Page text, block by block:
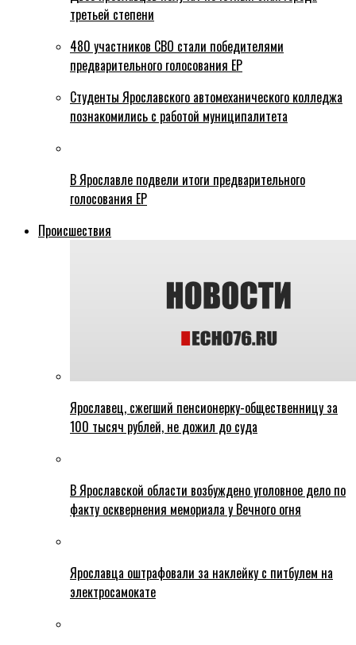
третьей степени
480 участников СВО стали победителями
предварительного голосования ЕР
Студенты Ярославского автомеханического колледжа
познакомились с работой муниципалитета
В Ярославле подвели итоги предварительного
голосования ЕР
Происшествия
Ярославец, сжегший пенсионерку-общественницу за
100 тысяч рублей, не дожил до суда
В Ярославской области возбуждено уголовное дело по
факту осквернения мемориала у Вечного огня
Ярославца оштрафовали за наклейку с питбулем на
электросамокате